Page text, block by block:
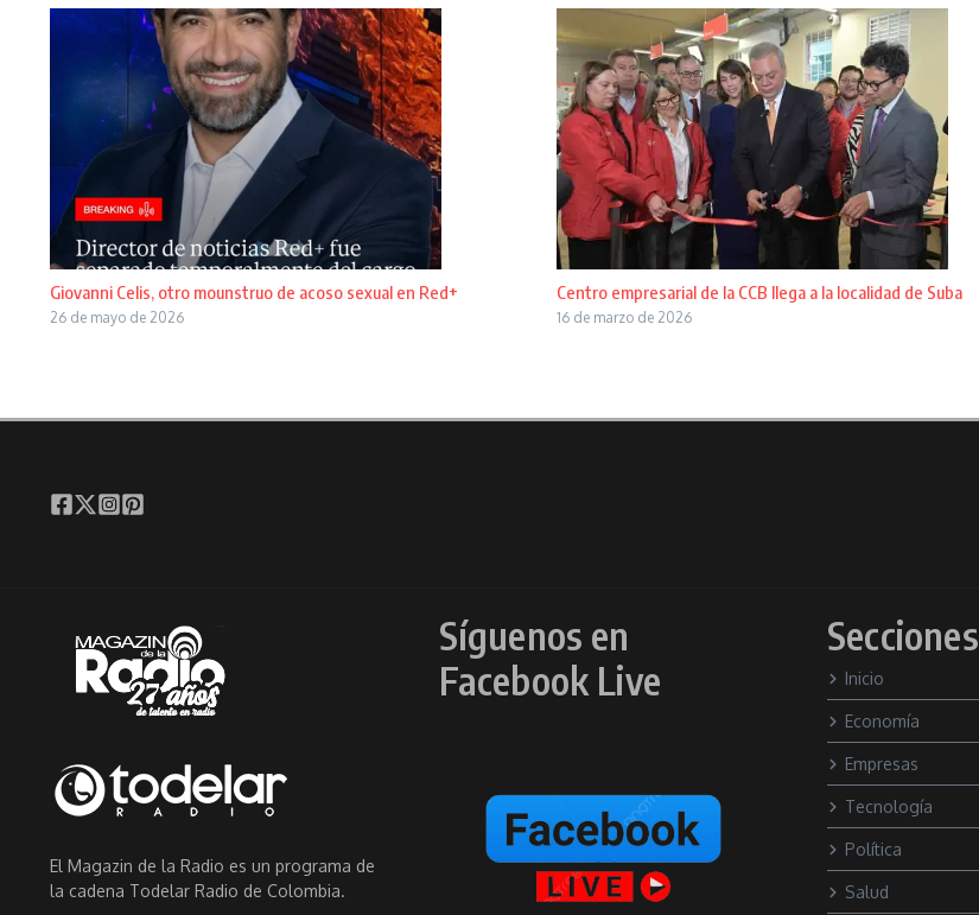
Giovanni Celis, otro mounstruo de acoso sexual en Red+
26 de mayo de 2026
Centro empresarial de la CCB llega a la localidad de Suba
16 de marzo de 2026
El Magazin de la Radio es un programa de
la cadena Todelar Radio de Colombia.
Síguenos en
Facebook Live
Secciones
Inicio
Economía
Empresas
Tecnología
Política
Salud